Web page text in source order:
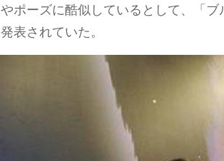
ポーズに酷似しているとして、「
表されていた。